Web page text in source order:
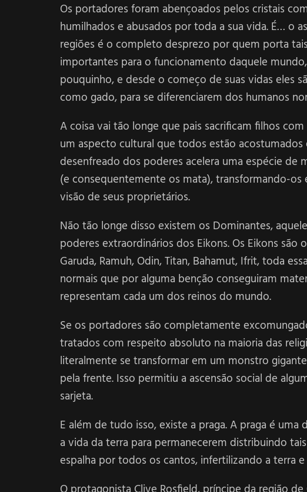
Os portadores foram abençoados pelos cristais
humilhados e abusados por toda a sua vida. É… o
regiões é o completo desprezo por quem porta
importantes para o funcionamento daquele
pouquinho, e desde o começo de suas vidas eles
como gado, para se diferenciarem dos humanos
A coisa vai tão longe que pais sacrificam filhos
um aspecto cultural que todos estão
desenfreado dos poderes acelera uma espécie
(e consequentemente os mata), transformando-
visão de seus proprietários.
Não tão longe disso existem os Dominantes,
poderes extraordinários dos Eikons. Os Eikons são
Garuda, Ramuh, Odin, Titan, Bahamut, Ifrit, toda
normais que por alguma benção conseguiram
representam cada um dos reinos do mundo.
Se os portadores são completamente
tratados com respeito absoluto na maioria das
literalmente se transformar em um monstro
pela frente. Isso permitiu a ascensão social de
sarjeta.
E além de tudo isso, existe a praga. A praga é
a vida da terra para permanecerem distribuindo
espalha por todos os cantos, infertilizando a terra